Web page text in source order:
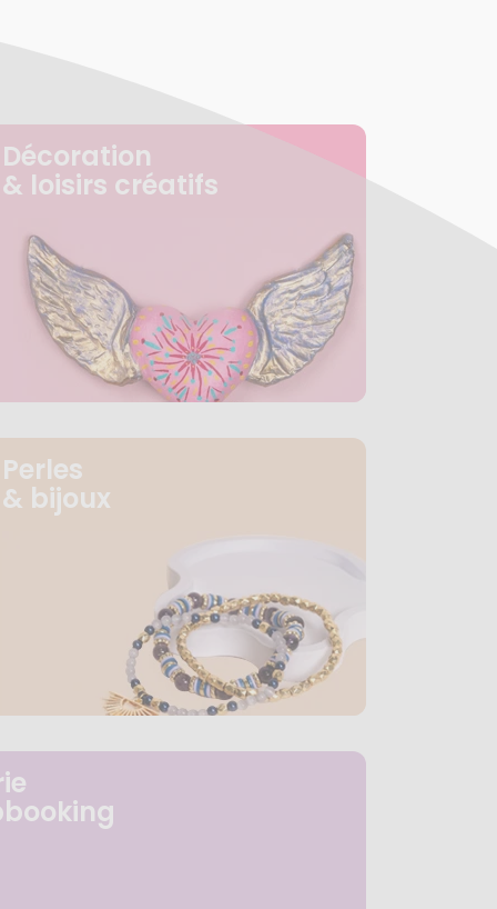
Décoration
& loisirs créatifs
Perles
& bijoux